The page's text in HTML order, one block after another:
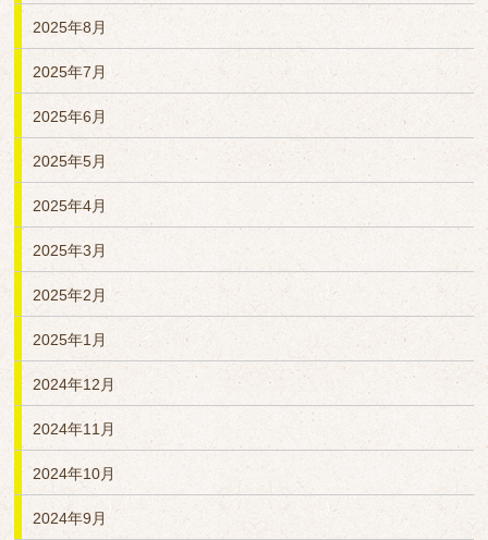
2025年8月
2025年7月
2025年6月
2025年5月
2025年4月
2025年3月
2025年2月
2025年1月
2024年12月
2024年11月
2024年10月
2024年9月